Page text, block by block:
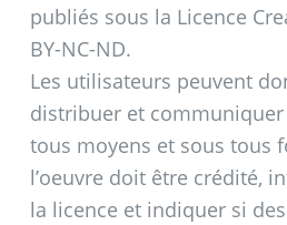
publiés sous la Licence
BY-NC-ND.
Les utilisateurs peuvent
distribuer et
tous moyens et sous tous
l’oeuvre doit être crédité,
la licence et indiquer si